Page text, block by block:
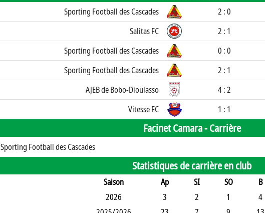
Sporting Football des Cascades 2 : 0
Salitas FC 2 : 1
Sporting Football des Cascades 0 : 0
Sporting Football des Cascades 2 : 1
AJEB de Bobo-Dioulasso 4 : 2
Vitesse FC 1 : 1
Facinet Camara -Carrière
Sporting Football des Cascades
Statistiques de carrière en club
Saison Ap SI SO B
2026 3 2 1 4